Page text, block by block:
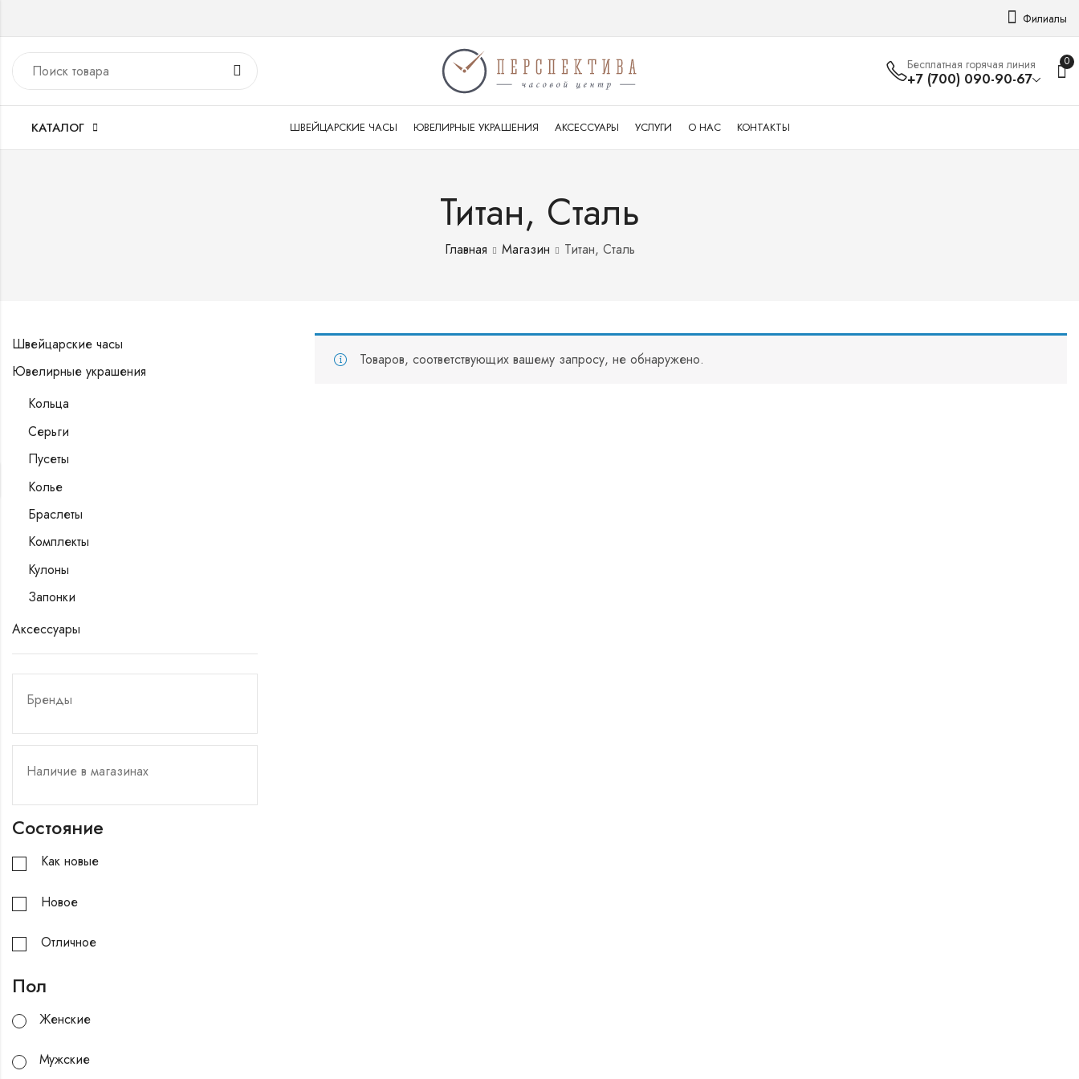
Филиалы
Бесплатная горячая линия
+7 (700) 090-90-67
0
КАТАЛОГ ШВЕЙЦАРСКИЕ ЧАСЫ ЮВЕЛИРНЫЕ УКРАШЕНИЯ АКСЕССУАРЫ УСЛУГИ О НАС КОНТАКТЫ
Титан, Сталь
Главная Магазин Титан, Сталь
Товаров, соответствующих вашему запросу, не обнаружено.
Швейцарские часы
Ювелирные украшения
Кольца
Серьги
Пусеты
Колье
Браслеты
Комплекты
Кулоны
Запонки
Аксессуары
Состояние
Как новые
Новое
Отличное
Пол
Женские
Мужские